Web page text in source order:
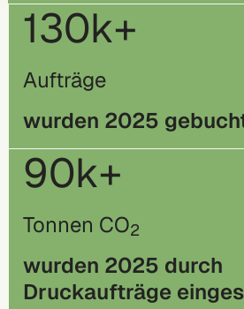
130k+
Aufträge
wurden 2025
90k+
Tonnen CO2
wurden 2025 durch
Druckaufträge